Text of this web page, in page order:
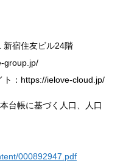
新宿住友ビル24階
group.jp/
ト：https://ielove-cloud.jp/
台帳に基づく人口、人口
000892947.pdf